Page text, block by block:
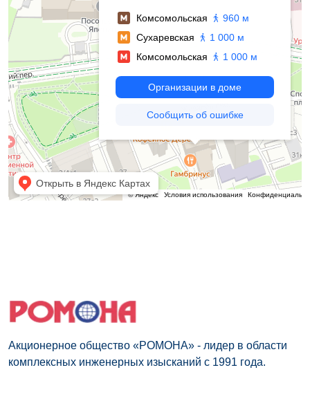
Акционерное общество «РОМОНА» - лидер в области
комплексных инженерных изысканий с 1991 года.